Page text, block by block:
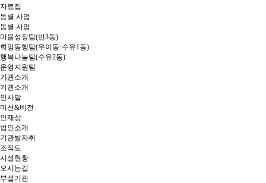
자료집
동별 사업
동별 사업
마을성장팀(번3동)
희망동행팀(우이동·수유1동)
행복나눔팀(수유2동)
운영지원팀
기관소개
기관소개
인사말
미션&비전
인재상
법인소개
기관발자취
조직도
시설현황
오시는길
부설기관